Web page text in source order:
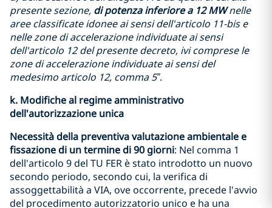
presente sezione, di potenza inferiore a 12 MWnelle
aree classificate idonee ai sensi dell'articolo 11-bis e
nelle zone di accelerazione individuate ai sensi
dell'articolo 12 del presente decreto, ivi comprese le
zone di accelerazione individuate ai sensi del
medesimo articolo 12, comma 5”.
k. Modifiche al regime amministrativo
dell'autorizzazione unica
Necessità della preventiva valutazione ambientale e
fissazione di un termine di 90 giorni: Nel comma 1
dell'articolo 9 del TU FER è stato introdotto un nuovo
secondo periodo, secondo cui, la verifica di
assoggettabilità a VIA, ove occorrente, precede l'avvio
del procedimento autorizzatorio unico e ha una